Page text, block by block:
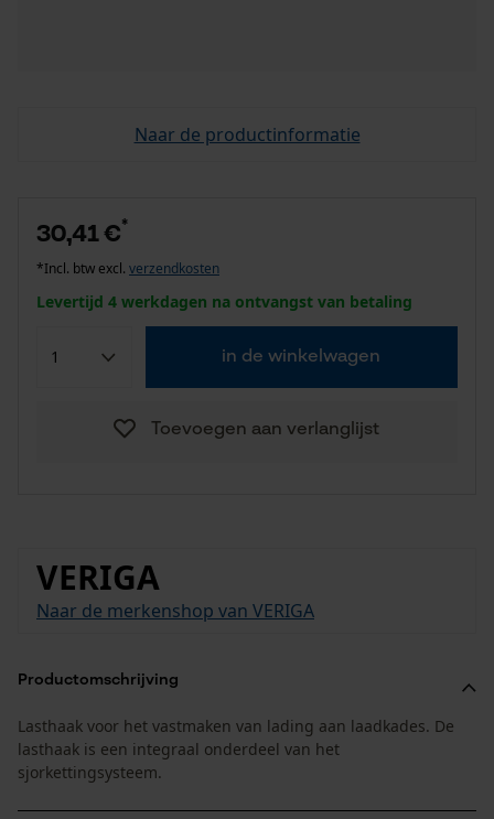
Naar de productinformatie
30,41 €*
*Incl. btw excl. verzendkosten
Levertijd 4 werkdagen na ontvangst van betaling
in de winkelwagen
Toevoegen aan verlanglijst
VERIGA
Naar de merkenshop van VERIGA
Productomschrijving
Lasthaak voor het vastmaken van lading aan laadkades. De
lasthaak is een integraal onderdeel van het
sjorkettingsysteem.